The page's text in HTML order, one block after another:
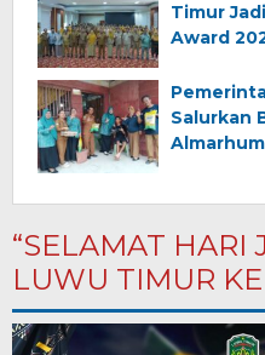
Timur
Award
Salurkan
“SELAMAT HARI
LUWU TIMUR